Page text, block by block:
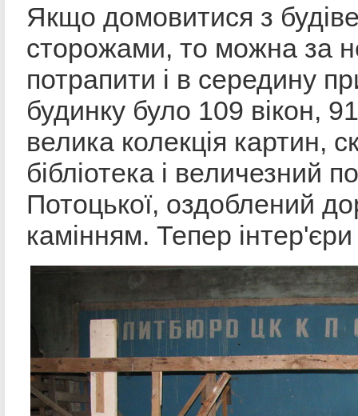
Якщо домовитися з
сторожами, то можна за
потрапити і в середину
будинку було 109 вікон,
велика колекція картин,
бібліотека і величезний
Потоцької, оздоблений
камінням. Тепер